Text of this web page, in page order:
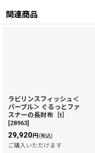
関連商品
ラビリンスフィッシュ＜
パープル＞ ぐるっとファ
スナーの長財布［t］
[28963]
29,920円 (税込)
ご購入いただけます